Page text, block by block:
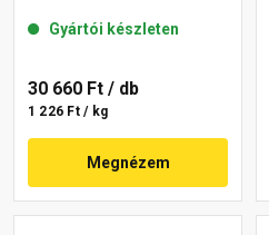
Gyártói készleten
30 660 Ft / db
1 226 Ft / kg
Megnézem